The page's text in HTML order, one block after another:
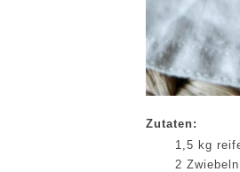
Zutaten:
1,5 kg
2 Zwiebeln